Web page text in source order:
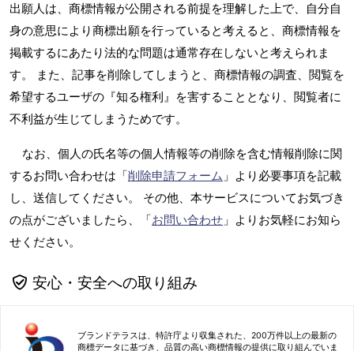
出願人は、商標情報が公開される前提を理解した上で、自分自
身の意思により商標出願を行っていると考えると、商標情報を
掲載するにあたり法的な問題は通常存在しないと考えられま
す。 また、記事を削除してしまうと、商標情報の調査、閲覧を
希望するユーザの『知る権利』を害することとなり、閲覧者に
不利益が生じてしまうためです。
なお、個人の氏名等の個人情報等の削除を含む情報削除に関
するお問い合わせは「削除申請フォーム 」より必要事項を記載
し、送信してください。 その他、本サービスについてお気づき
の点がございましたら、「お問い合わせ 」よりお気軽にお知ら
せください。
安心・安全への取り組み
ブランドテラスは、特許庁より収集された、200万件以上の最新の
商標データに基づき、品質の高い商標情報の提供に取り組んでいま